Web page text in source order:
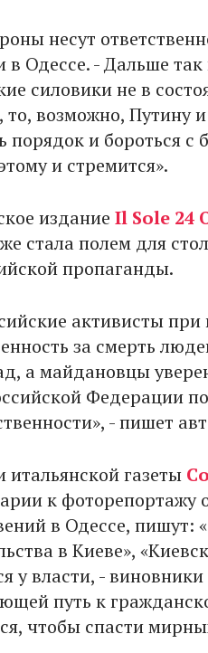
несут
в Одессе. - Дальше
силовики не в
то, возможно, Путину
порядок и бороться с
и стремится».
издание Il Sole 24
стала полем для
пропаганды.
активисты
за смерть
а майдановцы
Федерации
- пишет
итальянской газеты
к фоторепортажу
в Одессе, пишут:
в Киеве»,
у власти, -
путь к
чтобы спасти